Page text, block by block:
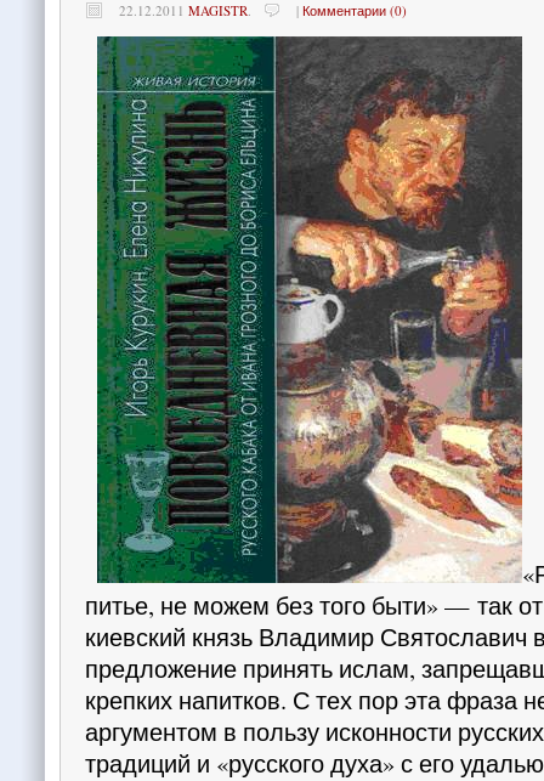
22.12.2011 MAGISTR. | Комментарии (0)
питье, не можем без того быти» — так
киевский князь Владимир Святославич
предложение принять ислам,
крепких напитков. С тех пор эта фраза
аргументом в пользу исконности
традиций и «русского духа» с его